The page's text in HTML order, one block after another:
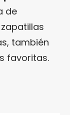
de
también
favoritas.